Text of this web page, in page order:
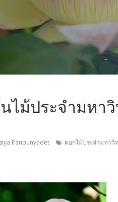
ไม้ประจำมหา
Panpunyadet ดอกไม้ประจำมหาวิ